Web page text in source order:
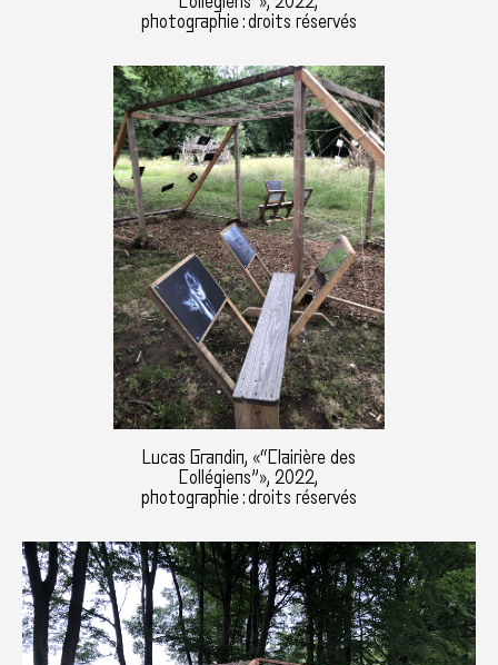
photographie : droits réservés
Lucas Grandin, «“Clairière des
Collégiens”», 2022,
photographie : droits réservés